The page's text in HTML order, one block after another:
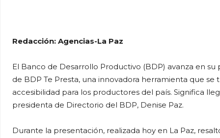
Redacción: Agencias-La Paz
El Banco de Desarrollo Productivo (BDP) avanza en
de BDP Te Presta, una innovadora herramienta que
accesibilidad para los productores del país. Significa
presidenta de Directorio del BDP, Denise Paz.
Durante la presentación, realizada hoy en La Paz,